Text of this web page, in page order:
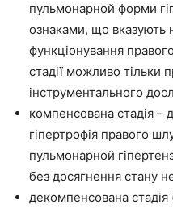
пульмонарной форми
ознаками, що вказують
функціонування
стадії можливо тільки
інструментального
компенсована стадія –
гіпертрофія правого
пульмонарной
без досягнення стану
декомпенсована